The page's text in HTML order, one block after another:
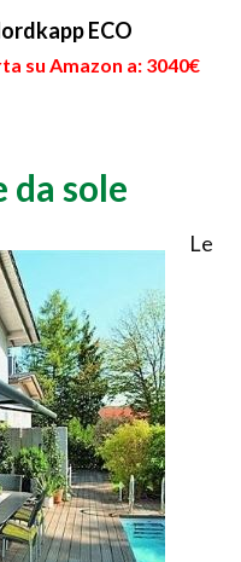
ECO
su Amazon a: 3040€
sole
Le